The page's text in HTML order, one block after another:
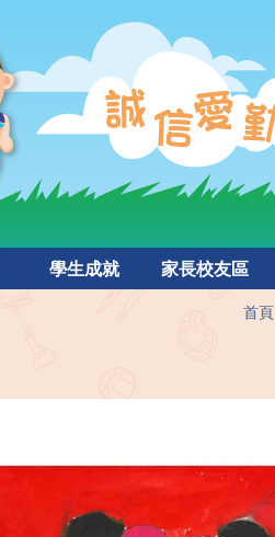
學生成就 家長校友區
首頁